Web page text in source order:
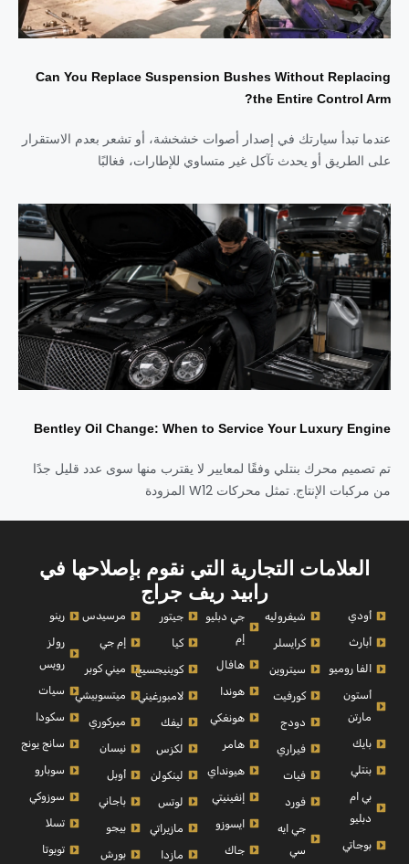
Can You Replace Suspension Bushes Without Replacing
the Entire Control Arm?
عندما تبدأ سيارتك في إصدار أصوات خشخشة، أو تشعر بعدم الاستقرار
على الطريق أو يحدث تآكل غير متساوي للإطارات، فغالبًا
Bentley Oil Change: When to Service Your Luxury Engine
تم تصميم محرك بنتلي وفقًا لمعايير لا يقترب منها سوى عدد قليل جدًا
من مركبات الإنتاج. تمثل محركات W12 المزودة
العلامات التجارية التي نقوم بإصلاحها في
رابيد ريف جراج
أودي
أبارث
الفا روميو
أستون
مارتن
بايك
بنتلي
بي ام
دبليو
بوجاتي
شيفروليه
كرايسلر
سيتروين
كورفيت
دودج
فيراري
فيات
فورد
جي ايه
سي
جي دبليو
إم
هافال
هوندا
هونغكي
هامر
هيونداي
إنفينيتي
ايسوزو
جاك
جيتور
كيا
كوينيجسيج
لامبورغيني
ليفك
لكزس
لينكولن
لوتس
مازيراتي
مازدا
مرسيدس
إم جي
ميني كوبر
ميتسوبيشي
ميركوري
نيسان
أوبل
باجاني
بيجو
بورش
رينو
رولز
رويس
سيات
سكودا
سانج يونج
سوبارو
سوزوكي
تسلا
تويوتا